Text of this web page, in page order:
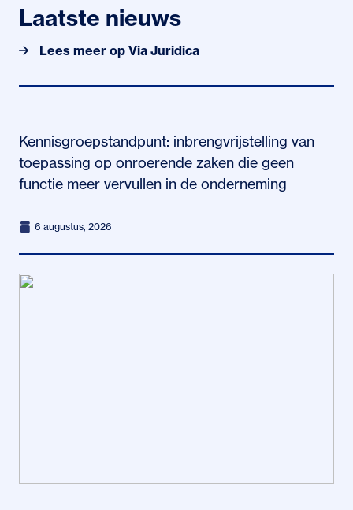
Daarnaast vindt u in de sectie PE Notariaat ruim 300
verdiepende notariële artikelen over specifieke
onderwerpen.
Laatste nieuws
Lees meer op Via Juridica
Kennisgroepstandpunt: inbrengvrijstelling van
toepassing op onroerende zaken die geen
functie meer vervullen in de onderneming
6 augustus, 2026